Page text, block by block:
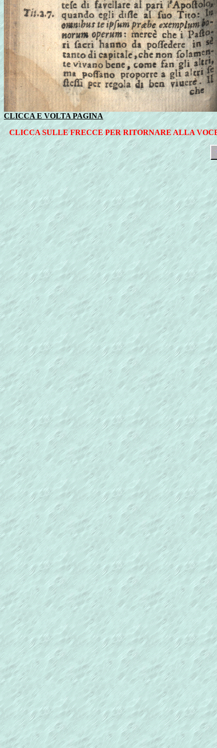
CLICCA E VOLTA PAGINA
CLICCA SULLE FRECCE PER RITORNARE ALLA